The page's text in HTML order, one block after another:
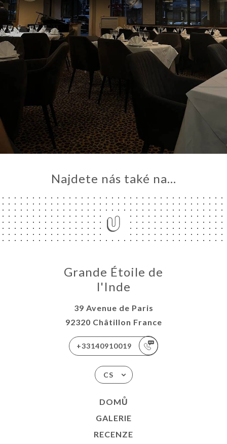
Najdete nás také na...
Grande Étoile de
l'Inde
39 Avenue de Paris
92320 Châtillon France
+33140910019
CS
DOMŮ
GALERIE
RECENZE